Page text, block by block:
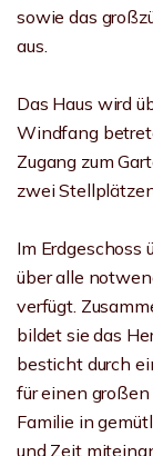
sowie das
aus.
Das Haus wird
Windfang
Zugang zum
zwei
Im Erdgeschoss
über alle
verfügt.
bildet sie das
besticht durch
für einen
Familie in
und Zeit